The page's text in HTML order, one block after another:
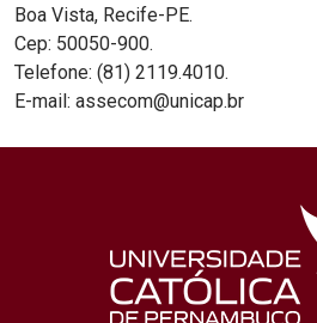
Boa Vista, Recife-PE.
Cep: 50050-900.
Telefone: (81) 2119.4010.
E-mail: assecom@unicap.br